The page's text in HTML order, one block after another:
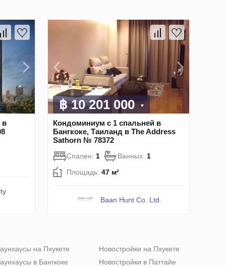
в
฿ 10 201 000
Кондоминиум с 1 спальней в
Бангкоке, Таиланд в The Address
Sathorn № 78372
Спален: 1 Ванных: 1
Площадь: 47 м²
Baan Hunt Co. Ltd.
на Пхукете
в Бангкоке
Новостройки на Пхукете
Новостройки в Паттайе